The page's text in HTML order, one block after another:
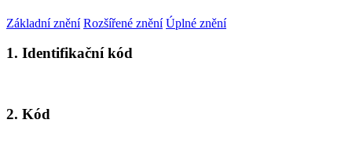
Základní znění Rozšířené znění Úplné znění
1. Identifikační kód
2. Kód